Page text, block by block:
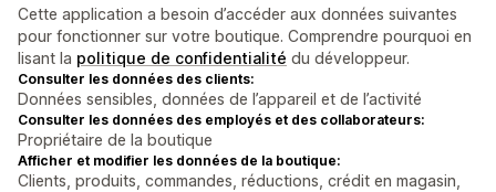
Cette application a besoin d’accéder aux données suivantes
pour fonctionner sur votre boutique. Comprendre pourquoi en
lisant la politique de confidentialité du développeur.
Consulter les données des clients:
Données sensibles, données de l’appareil et de l’activité
Consulter les données des employés et des collaborateurs:
Propriétaire de la boutique
Afficher et modifier les données de la boutique:
Clients, produits, commandes, réductions, crédit en magasin,